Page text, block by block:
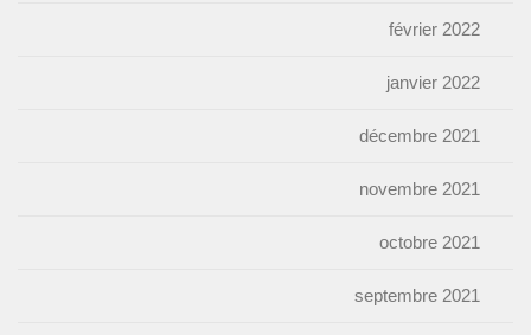
février 2022
janvier 2022
décembre 2021
novembre 2021
octobre 2021
septembre 2021